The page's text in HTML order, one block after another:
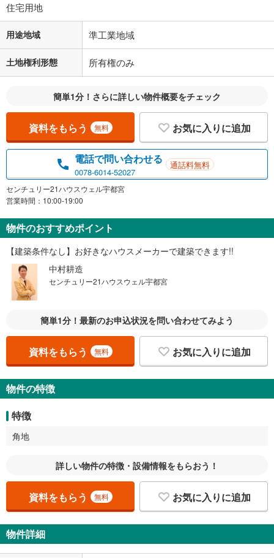
住宅用地
用途地域 準工業地域
土地権利形態 所有権のみ
簡単1分！さらに詳しい物件概要をチェック
資料をもらう 無料 お気に入りに追加
電話で問い合わせる
0078-6014-52027
通話料無料
センチュリー21ハウスウェル宇都宮
営業時間：10:00-19:00
物件のおすすめポイント
【建築条件なし】お好きなハウスメーカーで建築できます!!
中村耕造
センチュリー21ハウスウェル宇都宮
簡単1分！最新のお申込状況を問い合わせてみよう
資料をもらう 無料 お気に入りに追加
物件の特徴
特徴
角地
詳しい物件の特徴・設備情報をもらおう！
資料をもらう 無料 お気に入りに追加
物件詳細